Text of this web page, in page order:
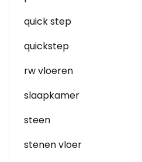
quick step
quickstep
rw vloeren
slaapkamer
steen
stenen vloer